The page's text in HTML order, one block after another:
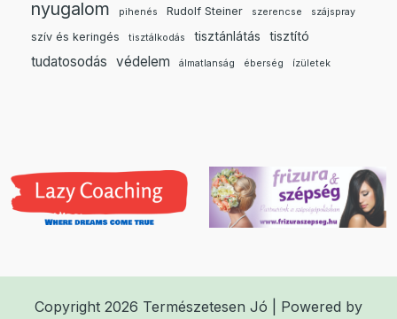
nyugalom pihenés Rudolf Steiner szerencse szájspray
szív és keringés tisztálkodás tisztánlátás tisztító
tudatosodás védelem álmatlanság éberség ízületek
Copyright 2026 Természetesen Jó | Powered by